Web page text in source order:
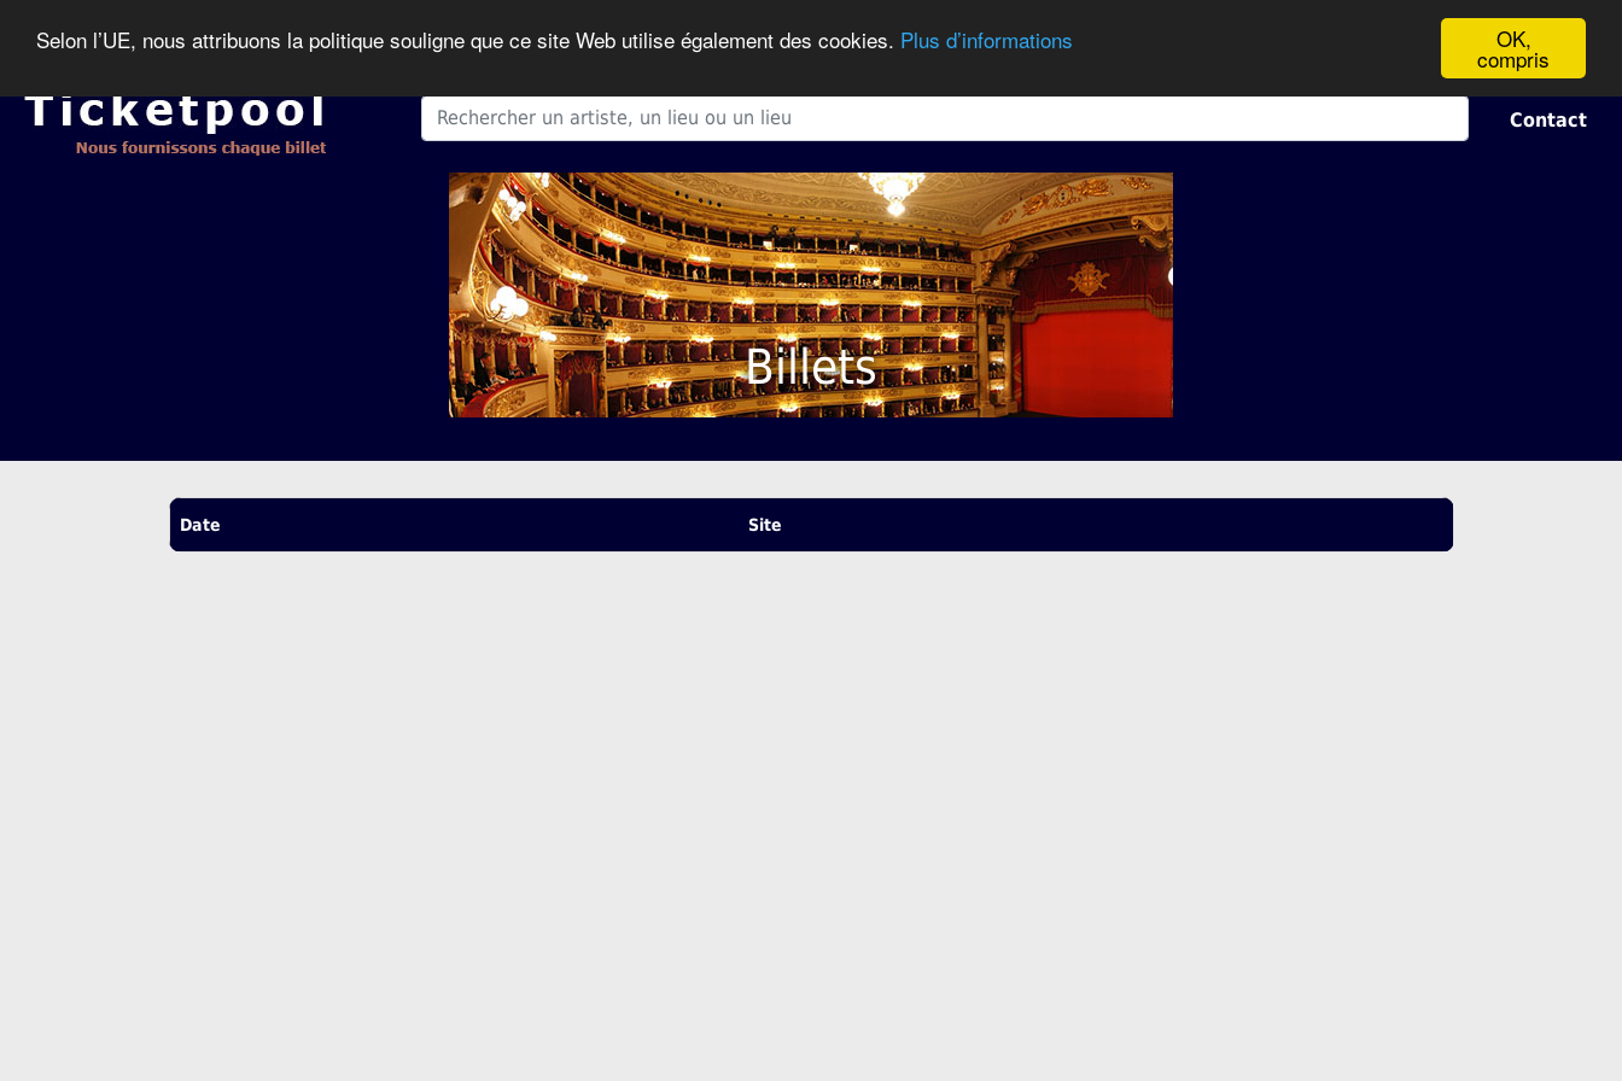
OK,
compris
Selon l’UE, nous attribuons la politique souligne que ce site Web utilise également des cookies. Plus d’informations
Contact
Billets
Date Site